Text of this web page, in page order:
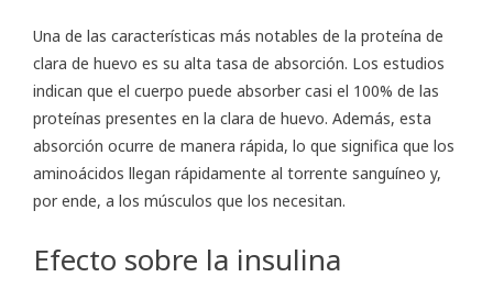
Una de las características más notables de la proteína de
clara de huevo es su alta tasa de absorción. Los estudios
indican que el cuerpo puede absorber casi el 100% de las
proteínas presentes en la clara de huevo. Además, esta
absorción ocurre de manera rápida, lo que significa que los
aminoácidos llegan rápidamente al torrente sanguíneo y,
por ende, a los músculos que los necesitan.
Efecto sobre la insulina